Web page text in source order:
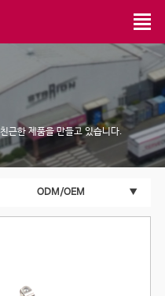
근한 제품을 만들고 있습니다.
ODM/OEM ▼